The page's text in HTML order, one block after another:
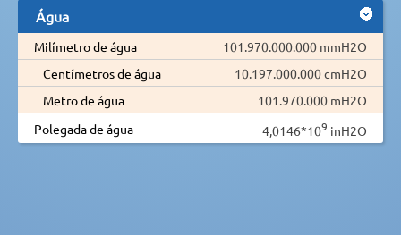
Água
Milímetro de água
101.970.000.000 mmH2O
Centímetros de água
10.197.000.000 cmH2O
Metro de água
101.970.000 mH2O
Polegada de água
4,0146*109 inH2O